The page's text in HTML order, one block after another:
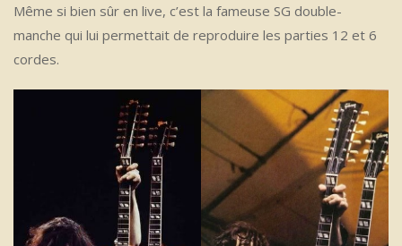
Même si bien sûr en live, c’est la fameuse SG double-
manche qui lui permettait de reproduire les parties 12 et 6
cordes.